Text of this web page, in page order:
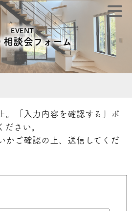
EVENT
相談会フォーム
。「入力内容を確認する」ボ
ださい。
かご確認の上、送信してくだ